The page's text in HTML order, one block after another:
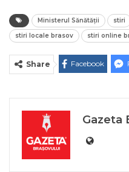
Ministerul Sănătății stiri
stiri locale brasov
stiri online
Share Facebook
Gazeta